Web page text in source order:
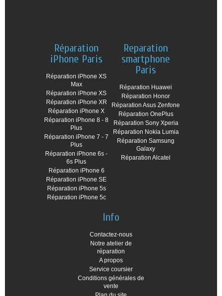
Réparation
iPhone Paris
Réparation iPhone XS
Max
Réparation iPhone XS
Réparation iPhone XR
Réparation iPhone X
Réparation iPhone 8 - 8
Plus
Réparation iPhone 7 - 7
Plus
Réparation iPhone 6s -
6s Plus
Réparation iPhone 6
Réparation iPhone SE
Réparation iPhone 5s
Réparation iPhone 5c
Reparation
smartphone
Paris
Réparation Huawei
Réparation Honor
Réparation Asus Zenfone
Réparation OnePlus
Réparation Sony Xperia
Réparation Nokia Lumia
Réparation Samsung
Galaxy
Réparation Alcatel
Info
Contactez-nous
Notre atelier de
réparation
A propos
Service coursier
Conditions générales de
vente